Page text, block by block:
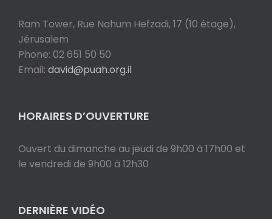
Ram Tower, Rue Nahum Hefzadi, 17 (10 étage),
Jérusalem
Phone: 02 651 50 50
Email: david@puah.org.il
HORAIRES D’OUVERTURE
Ouvert du dimanche au jeudi de 9h00 à 17h00 et
le vendredi de 9h00 à 12h30
DERNIÈRE VIDÉO